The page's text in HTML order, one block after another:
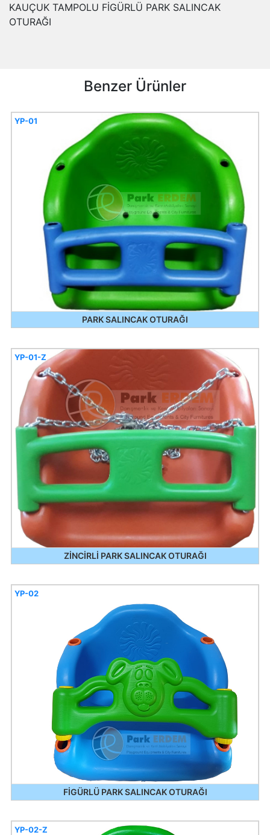
KAUÇUK TAMPOLU FİGÜRLÜ PARK SALINCAK
OTURAĞI
Benzer Ürünler
PARK SALINCAK OTURAĞI
YP-01
ZİNCİRLİ PARK SALINCAK OTURAĞI
YP-01-Z
FİGÜRLÜ PARK SALINCAK OTURAĞI
YP-02
YP-02-Z